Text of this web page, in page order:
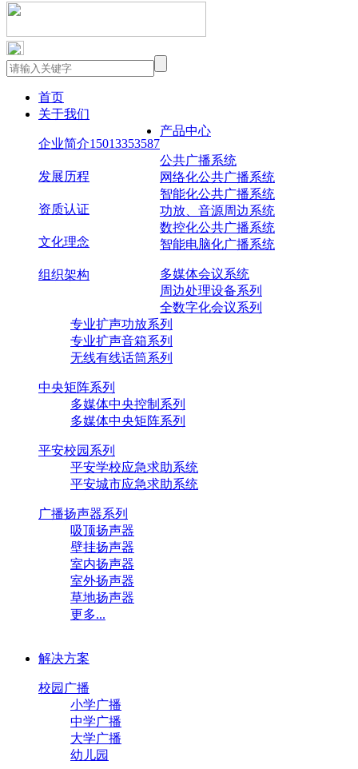
首页
关于我们
企业简介15013353587
发展历程
资质认证
文化理念
组织架构
产品中心
公共广播系统
网络化公共广播系统
智能化公共广播系统
功放、音源周边系统
数控化公共广播系统
智能电脑化广播系统
多媒体会议系统
周边处理设备系列
全数字化会议系列
专业扩声功放系列
专业扩声音箱系列
无线有线话筒系列
中央矩阵系列
多媒体中央控制系列
多媒体中央矩阵系列
平安校园系列
平安学校应急求助系统
平安城市应急求助系统
广播扬声器系列
吸顶扬声器
壁挂扬声器
室内扬声器
室外扬声器
草地扬声器
更多...
解决方案
校园广播
小学广播
中学广播
大学广播
幼儿园
产品中心
公共广播系统
网络化公共广播系统
智能化公共广播系统
功放、音源周边系统
数控化公共广播系统
智能电脑化广播系统
多媒体会议系统
周边处理设备系列
全数字化会议系列
专业扩声功放系列
专业扩声音箱系列
中央矩阵系列
多媒体中央控制系列